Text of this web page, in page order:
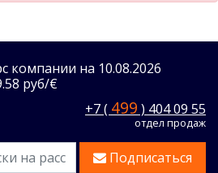
компании на 10.08.2026
руб/€
+7 ( 499 ) 404 09 55
отдел продаж
Подписаться